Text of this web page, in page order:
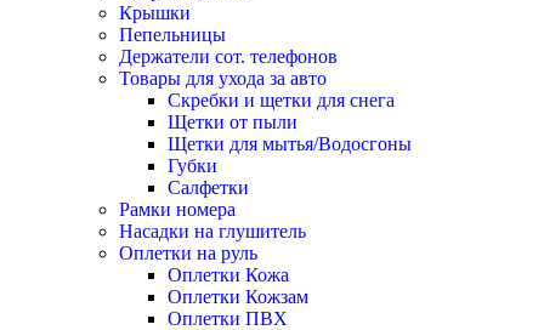
Крышки
Пепельницы
Держатели сот. телефонов
Товары для ухода за авто
Скребки и щетки для снега
Щетки от пыли
Щетки для мытья/Водосгоны
Губки
Салфетки
Рамки номера
Насадки на глушитель
Оплетки на руль
Оплетки Кожа
Оплетки Кожзам
Оплетки ПВХ